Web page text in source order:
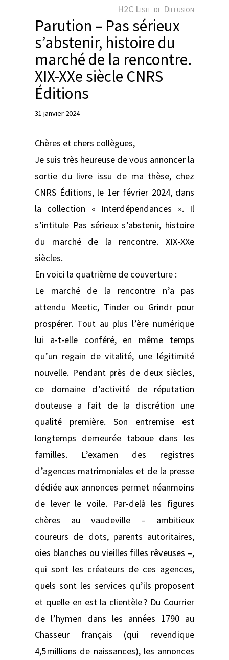
H2C Liste de Diffusion
Parution – Pas sérieux
s’abstenir, histoire du
marché de la rencontre.
XIX-XXe siècle CNRS
Éditions
31 janvier 2024
Chères et chers collègues,
Je suis très heureuse de vous annoncer la
sortie du livre issu de ma thèse, chez
CNRS Éditions, le 1er février 2024, dans
la collection « Interdépendances ». Il
s’intitule Pas sérieux s’abstenir, histoire
du marché de la rencontre. XIX-XXe
siècles.
En voici la quatrième de couverture :
Le marché de la rencontre n’a pas
attendu Meetic, Tinder ou Grindr pour
prospérer. Tout au plus l’ère numérique
lui a-t-elle conféré, en même temps
qu’un regain de vitalité, une légitimité
nouvelle. Pendant près de deux siècles,
ce domaine d’activité de réputation
douteuse a fait de la discrétion une
qualité première. Son entremise est
longtemps demeurée taboue dans les
familles. L’examen des registres
d’agences matrimoniales et de la presse
dédiée aux annonces permet néanmoins
de lever le voile. Par-delà les figures
chères au vaudeville – ambitieux
coureurs de dots, parents autoritaires,
oies blanches ou vieilles filles rêveuses –,
qui sont les créateurs de ces agences,
quels sont les services qu’ils proposent
et quelle en est la clientèle ? Du Courrier
de l’hymen dans les années 1790 au
Chasseur français (qui revendique
4,5 millions de naissances), les annonces